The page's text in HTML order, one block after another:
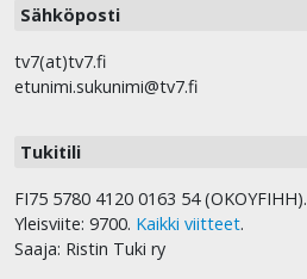
Sähköposti
tv7(at)tv7.fi
etunimi.sukunimi@tv7.fi
Tukitili
FI75 5780 4120 0163 54 (OKOYFIHH).
Yleisviite: 9700. Kaikki viitteet.
Saaja: Ristin Tuki ry